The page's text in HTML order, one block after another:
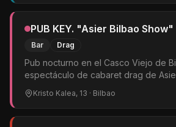
PUB KEY. "Asier Bilbao Show"
Bar Drag
Pub nocturno en el Casco Viejo de Bilbao
espectáculo de cabaret drag de Asier
noche de humor, glamour y buen rollo en el
ambiente bilbaíno.
Kristo Kalea, 13 · Bilbao